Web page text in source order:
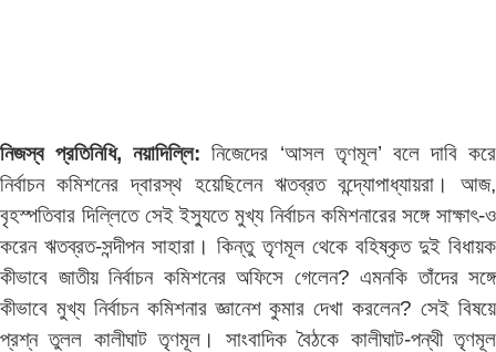
নিজস্ব প্রতিনিধি, নয়াদিল্লি: নিজেদের ‘আসল তৃণমূল’ বলে দাবি করে
নির্বাচন কমিশনের দ্বারস্থ হয়েছিলেন ঋতব্রত বন্দ্যোপাধ্যায়রা। আজ,
বৃহস্পতিবার দিল্লিতে সেই ইস্যুতে মুখ্য নির্বাচন কমিশনারের সঙ্গে সাক্ষাৎ-ও
করেন ঋতব্রত-সন্দীপন সাহারা। কিন্তু তৃণমূল থেকে বহিষ্কৃত দুই বিধায়ক
কীভাবে জাতীয় নির্বাচন কমিশনের অফিসে গেলেন? এমনকি তাঁদের সঙ্গে
কীভাবে মুখ্য নির্বাচন কমিশনার জ্ঞানেশ কুমার দেখা করলেন? সেই বিষয়ে
প্রশ্ন তুলল কালীঘাট তৃণমূল। সাংবাদিক বৈঠকে কালীঘাট-পন্থী তৃণমূল